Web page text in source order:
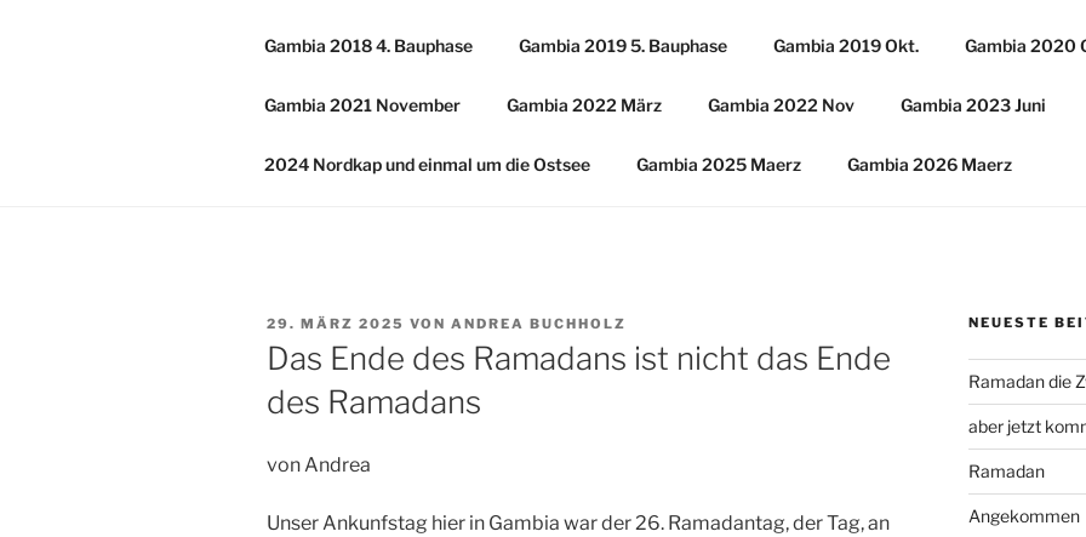
Gambia 2018 4. Bauphase Gambia 2019 5. Bauphase Gambia 2019 Okt. Gambia 2020
Gambia 2021 November Gambia 2022 März Gambia 2022 Nov Gambia 2023 Juni
2024 Nordkap und einmal um die Ostsee Gambia 2025 Maerz Gambia 2026 Maerz
VERÖFFENTLICHT
AM
29. MÄRZ 2025 VON ANDREA BUCHHOLZ
Das Ende des Ramadans ist nicht das Ende
des Ramadans
von Andrea
Unser Ankunfstag hier in Gambia war der 26. Ramadantag, der Tag, an
NEUESTE
Ramadan die
aber jetzt
Ramadan
Angekommen